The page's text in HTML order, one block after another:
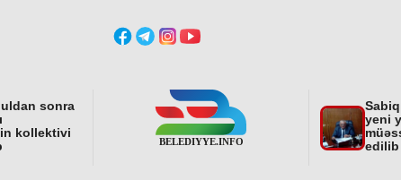
sonra
kollektivi
yeni
edilib